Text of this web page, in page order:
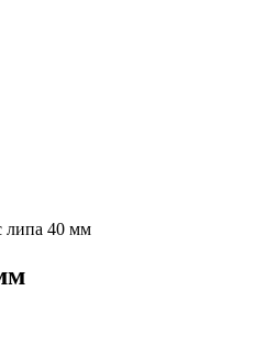
липа 40 мм